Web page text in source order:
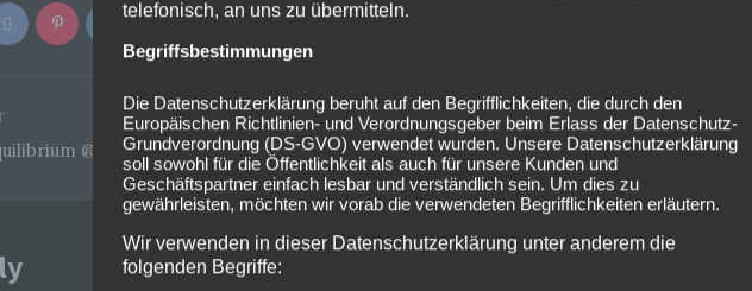
@Schlosshof Festival Höchstadt 2025-08-22 Versengold
telefonisch, an uns zu übermitteln.
Begriffsbestimmungen
Die Datenschutzerklärung beruht auf den Begrifflichkeiten, die durch den
Europäischen Richtlinien- und Verordnungsgeber beim Erlass der Datenschutz-
Grundverordnung (DS-GVO) verwendet wurden. Unsere Datenschutzerklärung
soll sowohl für die Öffentlichkeit als auch für unsere Kunden und
Geschäftspartner einfach lesbar und verständlich sein. Um dies zu
gewährleisten, möchten wir vorab die verwendeten Begrifflichkeiten erläutern.
Wir verwenden in dieser Datenschutzerklärung unter anderem die
folgenden Begriffe: